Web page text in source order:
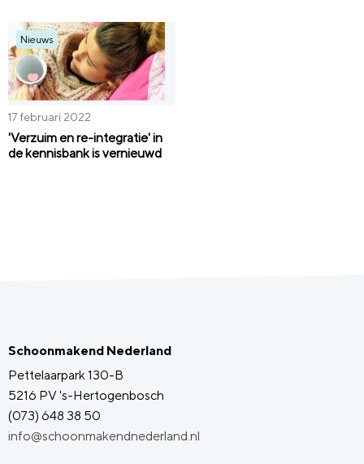
Nieuws
17 februari 2022
'Verzuim en re-integratie' in
de kennisbank is vernieuwd
Schoonmakend Nederland
Pettelaarpark 130-B
5216 PV 's-Hertogenbosch
(073) 648 38 50
info@schoonmakendnederland.nl